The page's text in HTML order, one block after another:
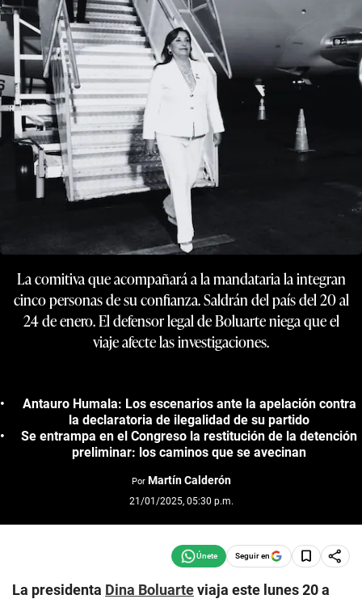
La comitiva que acompañará a la mandataria la integran
cinco personas de su confianza. Saldrán del país del 20 al
24 de enero. El defensor legal de Boluarte niega que el
viaje afecte las investigaciones.
Antauro Humala: Los escenarios ante la apelación contra
la declaratoria de ilegalidad de su partido
Se entrampa en el Congreso la restitución de la detención
preliminar: los caminos que se avecinan
Por Martín Calderón
21/01/2025, 05:30 p.m.
Seguir en
La presidenta Dina Boluarteviaja este lunes 20 a